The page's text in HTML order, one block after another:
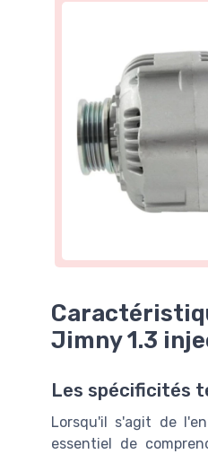
Jimny 1.3
Les spécificités
Lorsqu'il s'agit de
essentiel de